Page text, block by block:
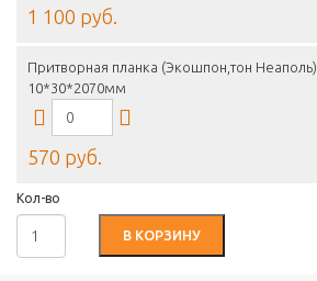
1 100 руб.
Притворная планка (Экошпон,тон Неаполь),
10*30*2070мм
570 руб.
Кол-во
В КОРЗИНУ